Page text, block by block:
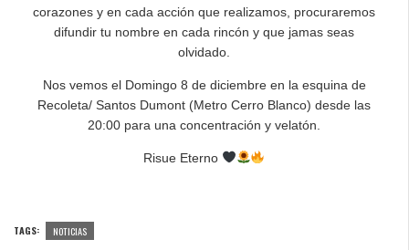
corazones y en cada acción que realizamos, procuraremos
difundir tu nombre en cada rincón y que jamas seas
olvidado.
Nos vemos el Domingo 8 de diciembre en la esquina de
Recoleta/ Santos Dumont (Metro Cerro Blanco) desde las
20:00 para una concentración y velatón.
Risue Eterno
TAGS: NOTICIAS